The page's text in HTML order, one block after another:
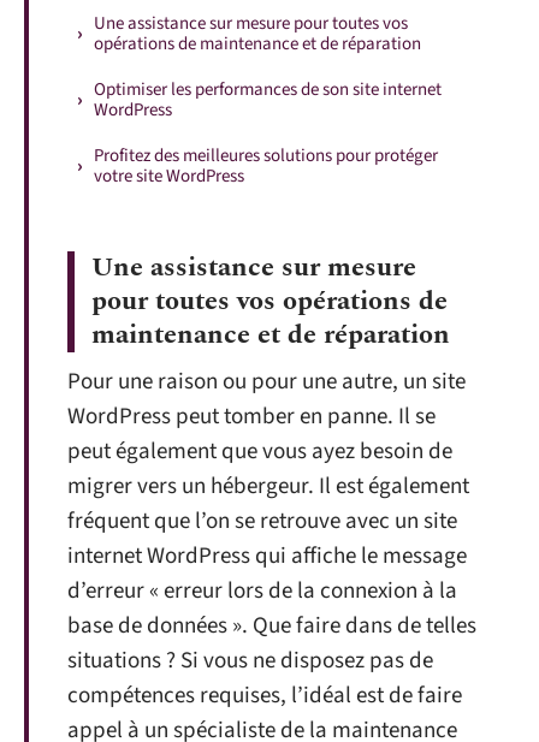
Une assistance sur mesure pour toutes vos
opérations de maintenance et de réparation
Optimiser les performances de son site internet
WordPress
Profitez des meilleures solutions pour protéger
votre site WordPress
Une assistance sur mesure
pour toutes vos opérations de
maintenance et de réparation
Pour une raison ou pour une autre, un site
WordPress peut tomber en panne. Il se
peut également que vous ayez besoin de
migrer vers un hébergeur. Il est également
fréquent que l’on se retrouve avec un site
internet WordPress qui affiche le message
d’erreur « erreur lors de la connexion à la
base de données ». Que faire dans de telles
situations ? Si vous ne disposez pas de
compétences requises, l’idéal est de faire
appel à un spécialiste de la maintenance